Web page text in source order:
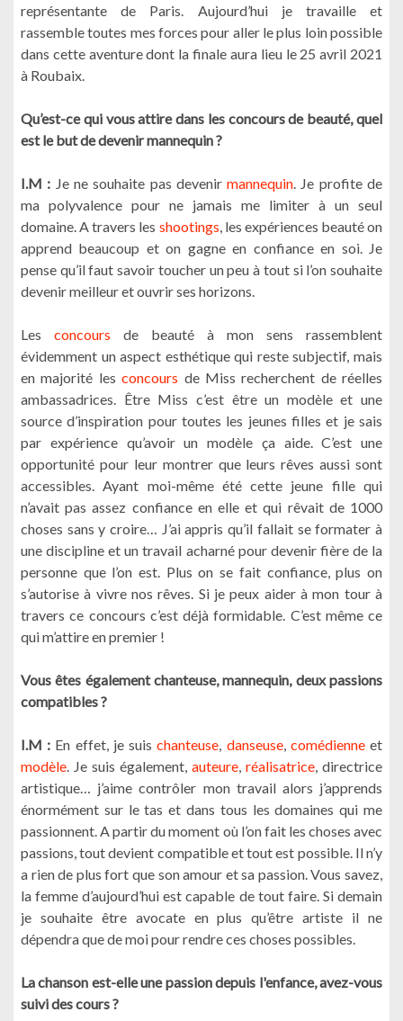
représentante de Paris. Aujourd’hui je travaille et
rassemble toutes mes forces pour aller le plus loin possible
dans cette aventure dont la finale aura lieu le 25 avril 2021
à Roubaix.
Qu’est-ce qui vous attire dans les concours de beauté, quel
est le but de devenir mannequin ?
I.M : Je ne souhaite pas devenirmannequin. Je profite de
ma polyvalence pour ne jamais me limiter à un seul
domaine. A travers les shootings, les expériences beauté on
apprend beaucoup et on gagne en confiance en soi. Je
pense qu’il faut savoir toucher un peu à tout si l’on souhaite
devenir meilleur et ouvrir ses horizons.
Les concours de beauté à mon sens rassemblent
évidemment un aspect esthétique qui reste subjectif, mais
en majorité lesconcours de Miss recherchent de réelles
ambassadrices. Être Miss c’est être un modèle et une
source d’inspiration pour toutes les jeunes filles et je sais
par expérience qu’avoir un modèle ça aide. C’est une
opportunité pour leur montrer que leurs rêves aussi sont
accessibles. Ayant moi-même été cette jeune fille qui
n’avait pas assez confiance en elle et qui rêvait de 1000
choses sans y croire… J’ai appris qu’il fallait se formater à
une discipline et un travail acharné pour devenir fière de la
personne que l’on est. Plus on se fait confiance, plus on
s’autorise à vivre nos rêves. Si je peux aider à mon tour à
travers ce concours c’est déjà formidable. C’est même ce
qui m’attire en premier !
Vous êtes également chanteuse, mannequin, deux passions
compatibles ?
I.M : En effet, je suischanteuse, danseuse, comédienneet
modèle. Je suis également, auteure, réalisatrice, directrice
artistique… j’aime contrôler mon travail alors j’apprends
énormément sur le tas et dans tous les domaines qui me
passionnent. A partir du moment où l’on fait les choses avec
passions, tout devient compatible et tout est possible. Il n’y
a rien de plus fort que son amour et sa passion. Vous savez,
la femme d’aujourd’hui est capable de tout faire. Si demain
je souhaite être avocate en plus qu’être artiste il ne
dépendra que de moi pour rendre ces choses possibles.
La chanson est-elle une passion depuis l'enfance, avez-vous
suivi des cours ?